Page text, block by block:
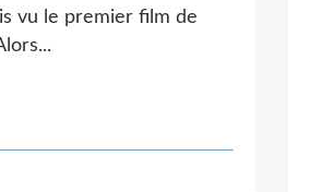
vu le premier film de